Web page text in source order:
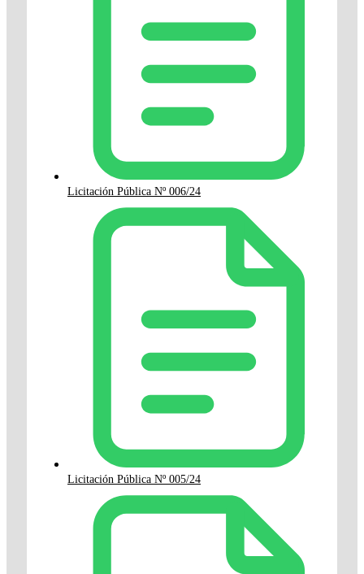
Licitación Pública Nº 006/24
Licitación Pública Nº 005/24